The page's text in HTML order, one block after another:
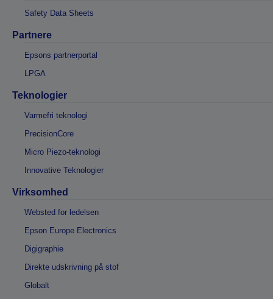
Safety Data Sheets
Partnere
Epsons partnerportal
LPGA
Teknologier
Varmefri teknologi
PrecisionCore
Micro Piezo-teknologi
Innovative Teknologier
Virksomhed
Websted for ledelsen
Epson Europe Electronics
Digigraphie
Direkte udskrivning på stof
Globalt